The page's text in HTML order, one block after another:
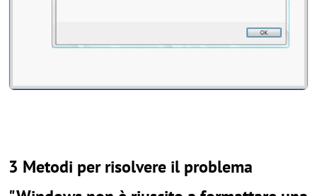
3 Metodi per risolvere il problema